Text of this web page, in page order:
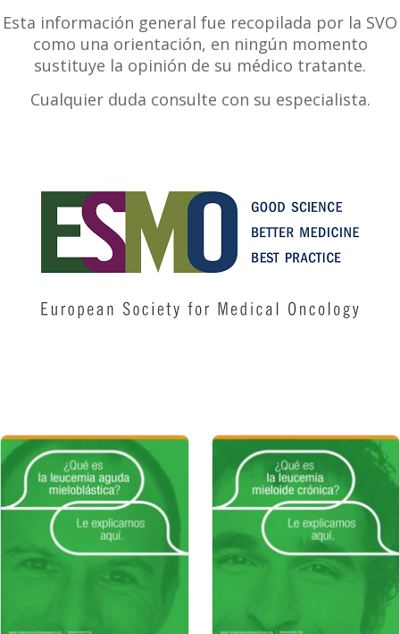
Esta información general fue recopilada por la SVO
como una orientación, en ningún momento
sustituye la opinión de su médico tratante.
Cualquier duda consulte con su especialista.